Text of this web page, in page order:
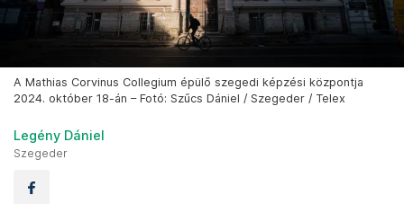
A Mathias Corvinus Collegium épülő szegedi képzési központja
2024. október 18-án – Fotó: Szűcs Dániel / Szegeder / Telex
Legény Dániel
Szegeder